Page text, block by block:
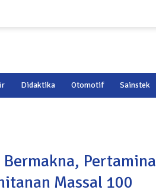
Didaktika Otomotif Sainstek
Pertamina
Massal 100